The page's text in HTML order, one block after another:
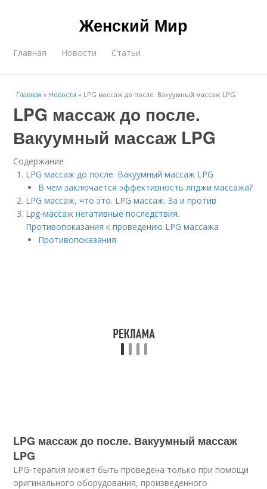
Женский Мир
Главная Новости Статьи
Главная » Новости » LPG массаж до после. Вакуумный массаж LPG
LPG массаж до после.
Вакуумный массаж LPG
Содержание
LPG массаж до после. Вакуумный массаж LPG
В чем заключается эффективность лпджи массажа?
LPG массаж, что это. LPG массаж. За и против
Lpg-массаж негативные последствия.
Противопоказания к проведению LPG массажа
Противопоказания
LPG массаж до после. Вакуумный массаж
LPG
LPG-терапия может быть проведена только при помощи
оригинального оборудования, произведенного